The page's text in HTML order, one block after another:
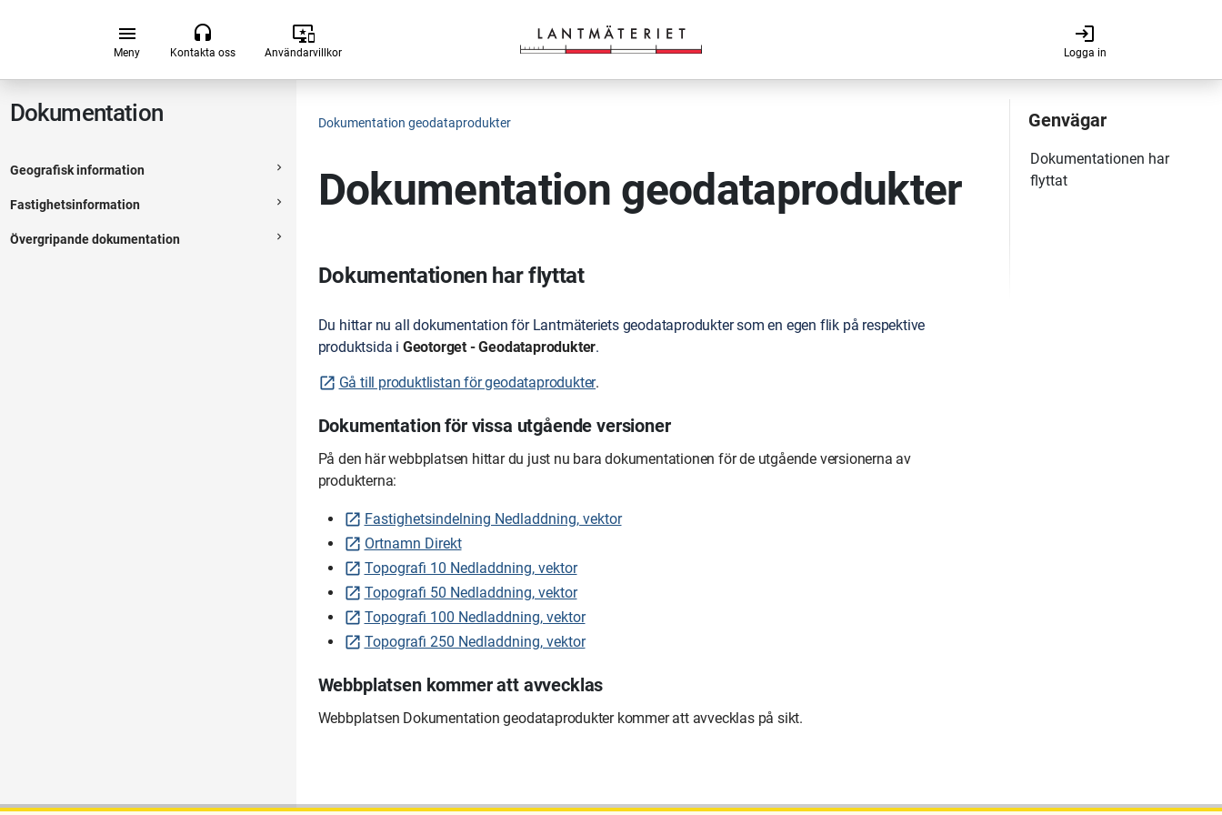
menu
Meny
headset
Kontakta oss
important_devices
Användarvillkor
login
Logga in
Dokumentation
Geografisk information Expanderbar sektion
navigate_next
Fastighetsinformation Expanderbar sektion
navigate_next
Övergripande dokumentation Expanderbar sektion
navigate_next
Dokumentation geodataprodukter
Dokumentation geodataprodukter
Dokumentationen har flyttat
Du hittar nu all dokumentation för Lantmäteriets geodataprodukter som en egen flik på respektive
produktsida i Geotorget - Geodataprodukter.
Gå till produktlistan för geodataprodukter.
Dokumentation för vissa utgående versioner
På den här webbplatsen hittar du just nu bara dokumentationen för de utgående versionerna av
produkterna:
Fastighetsindelning Nedladdning, vektor
Ortnamn Direkt
Topografi 10 Nedladdning, vektor
Topografi 50 Nedladdning, vektor
Topografi 100 Nedladdning, vektor
Topografi 250 Nedladdning, vektor
Webbplatsen kommer att avvecklas
Webbplatsen Dokumentation geodataprodukter kommer att avvecklas på sikt.